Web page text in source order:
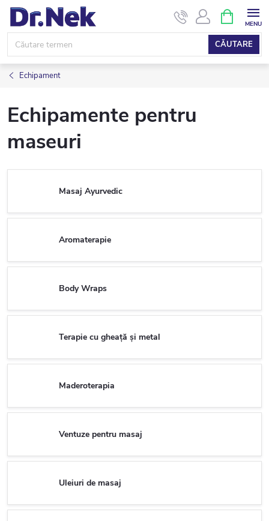
Treci
conținut
CĂUTARE
COŞ
DE
Echipament
Echipamente pentru
maseuri
Masaj Ayurvedic
Aromaterapie
Body Wraps
Terapie cu gheață și metal
Maderoterapia
Ventuze pentru masaj
Uleiuri de masaj